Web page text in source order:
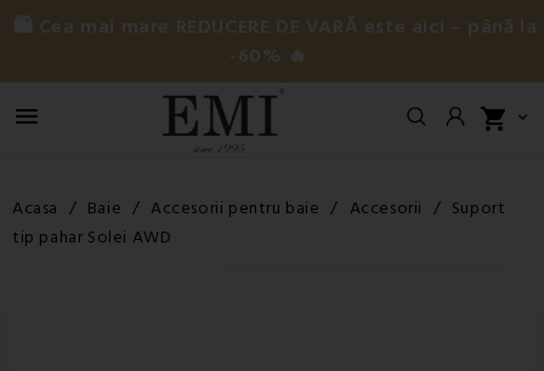
🛍️ Cea mai mare REDUCERE DE VARĂ este aici – până la
-60% 🔥
 shopping_cart 
Acasa Baie Accesorii pentru baie Accesorii
Suport
tip pahar Solei AWD